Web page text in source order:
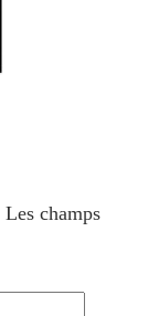
Les champs